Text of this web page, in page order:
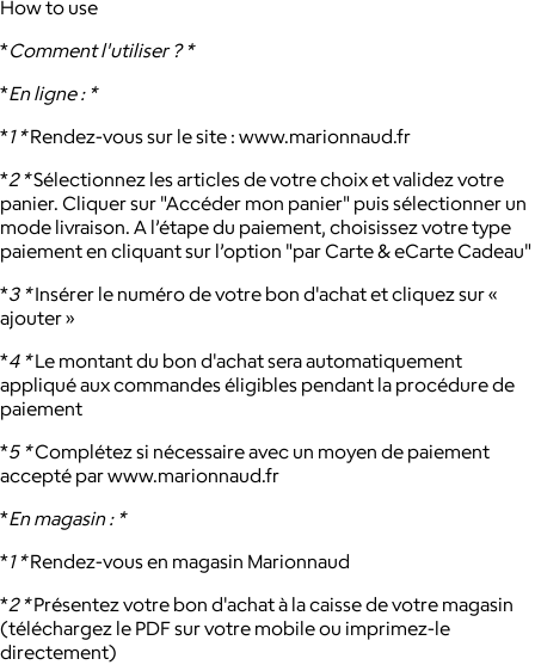
How to use
*Comment l'utiliser ? *
*En ligne : *
*1 *Rendez-vous sur le site : www.marionnaud.fr
*2 *Sélectionnez les articles de votre choix et validez votre
panier. Cliquer sur "Accéder mon panier" puis sélectionner un
mode livraison. A l’étape du paiement, choisissez votre type
paiement en cliquant sur l’option "par Carte & eCarte Cadeau"
*3 *Insérer le numéro de votre bon d'achat et cliquez sur «
ajouter »
*4 *Le montant du bon d'achat sera automatiquement
appliqué aux commandes éligibles pendant la procédure de
paiement
*5 *Complétez si nécessaire avec un moyen de paiement
accepté par www.marionnaud.fr
*En magasin : *
*1 *Rendez-vous en magasin Marionnaud
*2 *Présentez votre bon d'achat à la caisse de votre magasin
(téléchargez le PDF sur votre mobile ou imprimez-le
directement)